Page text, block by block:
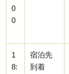
0
0
1
8:
宿泊先
到着